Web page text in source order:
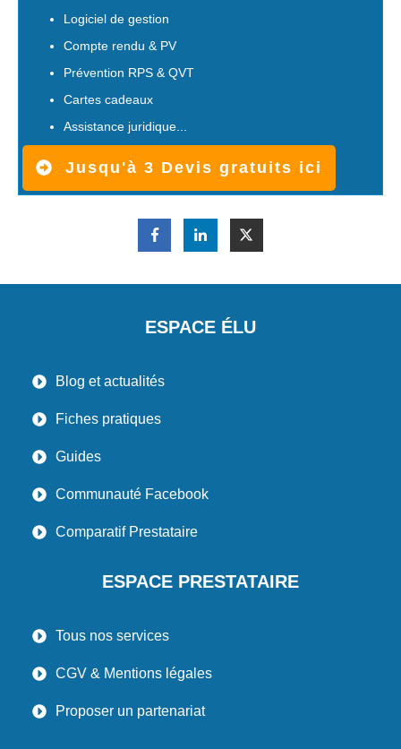
Logiciel de gestion
Compte rendu & PV
Prévention RPS & QVT
Cartes cadeaux
Assistance juridique...
Jusqu'à 3 Devis gratuits ici
ESPACE ÉLU
Blog et actualités
Fiches pratiques
Guides
Communauté Facebook
Comparatif Prestataire
ESPACE PRESTATAIRE
Tous nos services
CGV & Mentions légales
Proposer un partenariat